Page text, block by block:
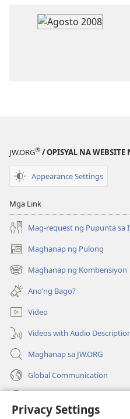
Privacy Settings
JW.ORG® / OPISYAL NA WEBSITE
Appearance Settings
Mga Link
Mag-request ng Pupunta sa
Maghanap ng Pulong
(may
bubukas
na
bagong
window)
Maghanap ng Kombensiyon
(may
bubukas
na
bagong
window)
Ano’ng Bago?
Video
Videos with Audio
Maghanap sa JW.ORG
Global Communication